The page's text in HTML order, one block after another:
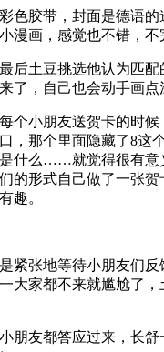
色胶带，封面是德语的
漫画，感觉也不错，不
后土豆挑选他认为匹配
了，自己也会动手画点
个小朋友送贺卡的时候
，那个里面隐藏了8这
什么……就觉得很有意
的形式自己做了一张贺
趣。
紧张地等待小朋友们反
大家都不来就尴尬了
朋友都答应过来，长舒